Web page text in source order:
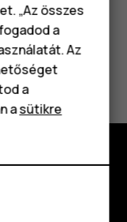
„Az összes
a
Az
a
asütikre